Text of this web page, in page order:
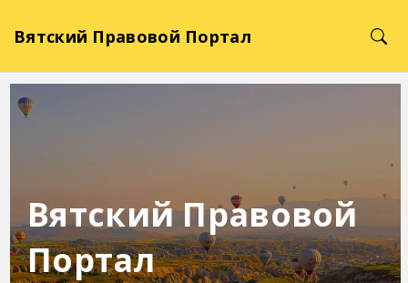
Вятский Правовой Портал
Вятский Правовой
Портал